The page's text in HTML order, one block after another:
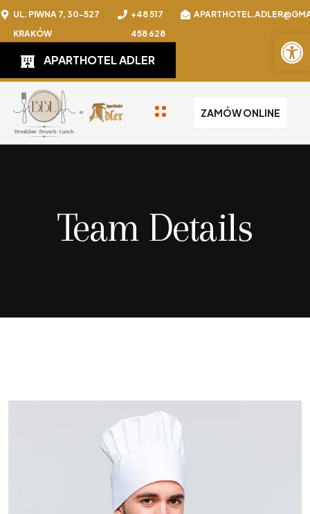
UL. PIWNA 7, 30-527
KRAKÓW
+48 517
458 628
APARTHOTEL ADLER
ZAMÓW ONLINE
Team Details